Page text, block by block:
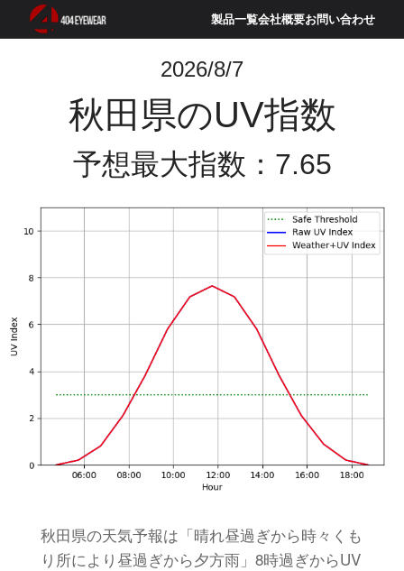
製品一覧会社概要お問い合わせ
2026/8/7
秋田県のUV指数
予想最大指数：7.65
秋田県の天気予報は「晴れ昼過ぎから時々くも
り所により昼過ぎから夕方雨」8時過ぎからUV